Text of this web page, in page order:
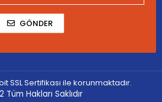
GÖNDER
SSL Sertifikası ile korunmaktadır.
Tüm Hakları Saklıdır